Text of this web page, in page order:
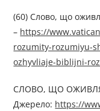
(60) Слово, що
– https://
rozumity-rozumiyu-
ozhyvliaje-biblijni-
СЛОВО, ЩО
Джерелo: https://